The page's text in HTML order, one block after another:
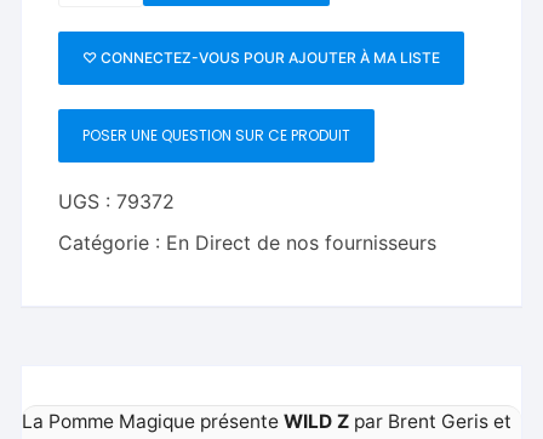
by
Brent
Geris
and
Koko
♡ CONNECTEZ-VOUS POUR AJOUTER À MA LISTE
POSER UNE QUESTION SUR CE PRODUIT
UGS :79372
Catégorie : En Direct de nos fournisseurs
La Pomme Magique présenteWILD Z par Brent Geris et